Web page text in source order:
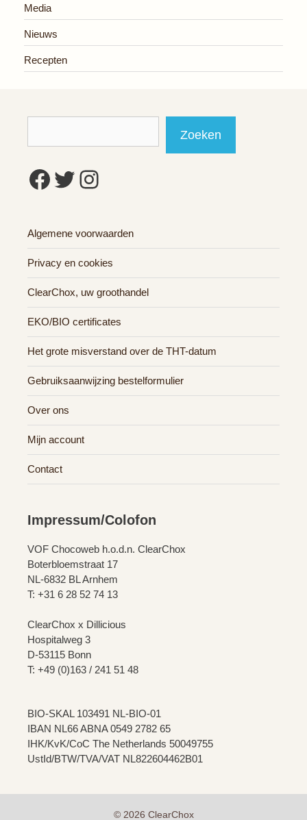
Media
Nieuws
Recepten
Zoeken
Facebook
Twitter
Instagram
Algemene voorwaarden
Privacy en cookies
ClearChox, uw groothandel
EKO/BIO certificates
Het grote misverstand over de THT-datum
Gebruiksaanwijzing bestelformulier
Over ons
Mijn account
Contact
Impressum/Colofon
VOF Chocoweb h.o.d.n. ClearChox
Boterbloemstraat 17
NL-6832 BL Arnhem
T: +31 6 28 52 74 13
ClearChox x Dillicious
Hospitalweg 3
D-53115 Bonn
T: +49 (0)163 / 241 51 48
BIO-SKAL 103491 NL-BIO-01
IBAN NL66 ABNA 0549 2782 65
IHK/KvK/CoC The Netherlands 50049755
UstId/BTW/TVA/VAT NL822604462B01
© 2026 ClearChox